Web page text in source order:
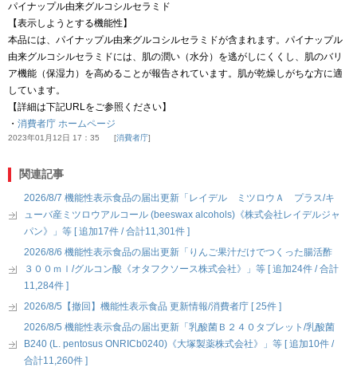
パイナップル由来グルコシルセラミド
【表示しようとする機能性】
本品には、パイナップル由来グルコシルセラミドが含まれます。パイナップル
由来グルコシルセラミドには、肌の潤い（水分）を逃がしにくくし、肌のバリ
ア機能（保湿力）を高めることが報告されています。肌が乾燥しがちな方に適
しています。
【詳細は下記URLをご参照ください】
・ 消費者庁 ホームページ
2023年01月12日 17：35 消費者庁
関連記事
2026/8/7 機能性表示食品の届出更新「レイデル ミツロウＡ プラス/キ
ューバ産ミツロウアルコール (beeswax alcohols)《株式会社レイデルジャ
パン》」等 [ 追加17件 / 合計11,301件 ]
2026/8/6 機能性表示食品の届出更新「りんご果汁だけでつくった腸活酢
３００ｍｌ/グルコン酸《オタフクソース株式会社》」等 [ 追加24件 / 合計
11,284件 ]
2026/8/5【撤回】機能性表示食品 更新情報/消費者庁 [ 25件 ]
2026/8/5 機能性表示食品の届出更新「乳酸菌Ｂ２４０タブレット/乳酸菌
B240 (L. pentosus ONRICb0240)《大塚製薬株式会社》」等 [ 追加10件 /
合計11,260件 ]